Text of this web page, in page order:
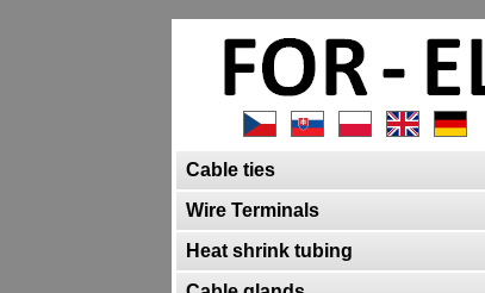
Cable ties
Wire Terminals
Heat shrink tubing